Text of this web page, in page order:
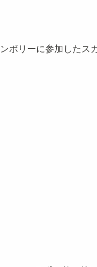
ボリーに参加したス